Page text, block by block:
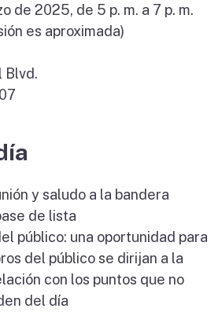
de 2025, de 5 p. m. a 7 p. m.
es aproximada)
Blvd.
y saludo a la bandera
de lista
público: una oportunidad para
del público se dirijan a la
con los puntos que no
del día